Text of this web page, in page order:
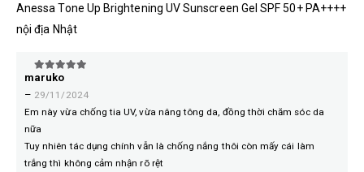
Anessa Tone Up Brightening UV Sunscreen Gel SPF 50+ PA++++
nội địa Nhật
5trên 5
maruko
– 29/11/2024
Em này vừa chống tia UV, vừa nâng tông da, đồng thời chăm sóc da
nữa
Tuy nhiên tác dụng chính vẫn là chống nắng thôi còn mấy cái làm
trắng thì không cảm nhận rõ rệt